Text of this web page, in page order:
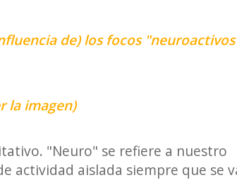
de) los focos
la imagen)
"Neuro" se refiere a nuestro
actividad aislada siempre que se